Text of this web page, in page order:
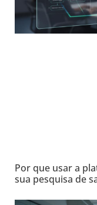
Por que usar a
sua pesquisa de